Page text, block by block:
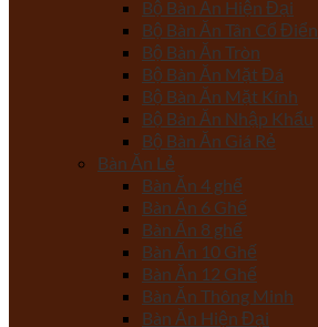
Bộ Bàn Ăn Hiện Đại
Bộ Bàn Ăn Tân Cổ Điển
Bộ Bàn Ăn Tròn
Bộ Bàn Ăn Mặt Đá
Bộ Bàn Ăn Mặt Kính
Bộ Bàn Ăn Nhập Khẩu
Bộ Bàn Ăn Giá Rẻ
Bàn Ăn Lẻ
Bàn Ăn 4 ghế
Bàn Ăn 6 Ghế
Bàn Ăn 8 ghế
Bàn Ăn 10 Ghế
Bàn Ăn 12 Ghế
Bàn Ăn Thông Minh
Bàn Ăn Hiện Đại